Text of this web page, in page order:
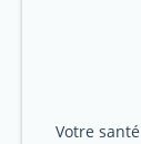
Votre